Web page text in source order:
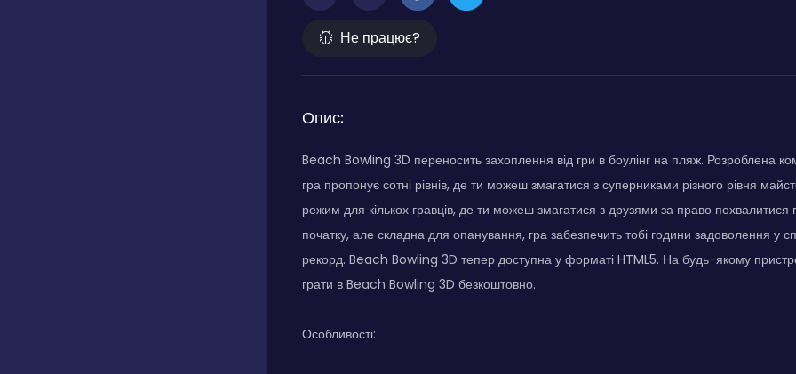
Не працює?
Опис:
Beach Bowling 3D переносить захоплення від гри в боулінг на пляж. Розроблена
гра пропонує сотні рівнів, де ти можеш змагатися з суперниками різного рівня
режим для кількох гравців, де ти можеш змагатися з друзями за право
початку, але складна для опанування, гра забезпечить тобі години задоволення у
рекорд. Beach Bowling 3D тепер доступна у форматі HTML5. На будь-якому
грати в Beach Bowling 3D безкоштовно.
Особливості: